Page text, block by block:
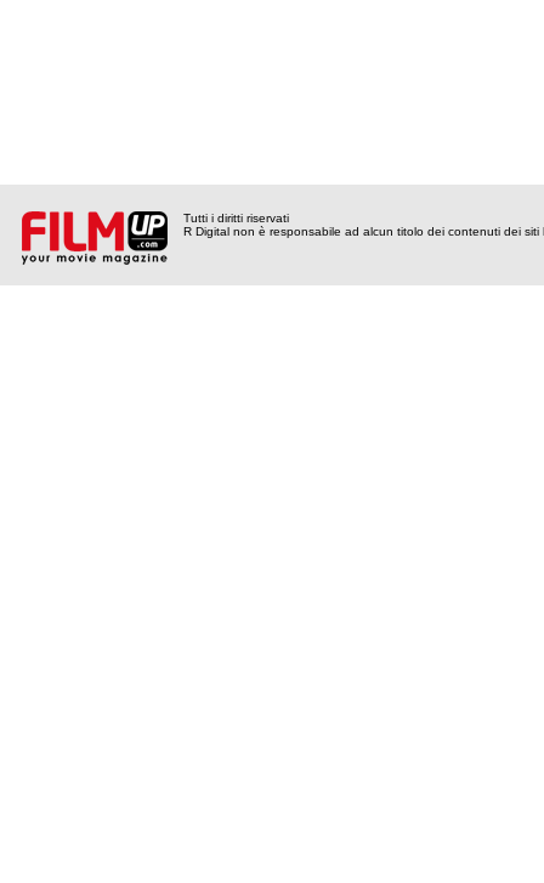
Tutti i diritti riservati
R Digital non è responsabile ad alcun titolo dei contenuti dei siti